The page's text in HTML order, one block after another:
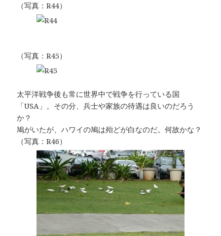
（写真：R44）
（写真：R45）
太平洋戦争後も常に世界中で戦争を行っている国
「USA」。その分、兵士や家族の待遇は良いのだろう
か？
鳩がいたが、ハワイの鳩は殆どが白なのだ。何故かな？
（写真：R46）